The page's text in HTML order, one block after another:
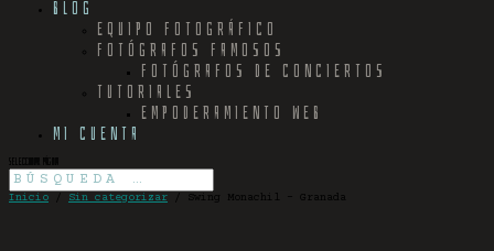
BLOG
EQUIPO FOTOGRÁFICO
FOTÓGRAFOS FAMOSOS
FOTÓGRAFOS DE CONCIERTOS
TUTORIALES
EMPODERAMIENTO WEB
MI CUENTA
Seleccionar página
Inicio Sin categorizar / Swing Monachil – Granada